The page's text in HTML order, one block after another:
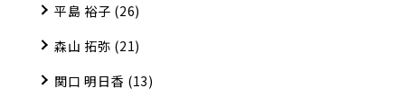
平島 裕子 (26)
森山 拓弥 (21)
関口 明日香 (13)